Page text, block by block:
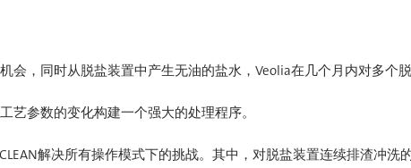
，同时从脱盐装置中产生无油的盐水，Veolia在几个月内对多个
参数的变化构建一个强大的处理程序。
解决所有操作模式下的挑战。其中，对脱盐装置连续排渣冲